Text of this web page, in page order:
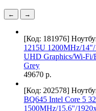
← →
[Код: 181976]
1215U 1200MHz/
UHD Graphics/Wi-Fi/
Grey
49670 р.
[Код: 202578]
BQ645 Intel Core 5
1500MHz/15.6"/